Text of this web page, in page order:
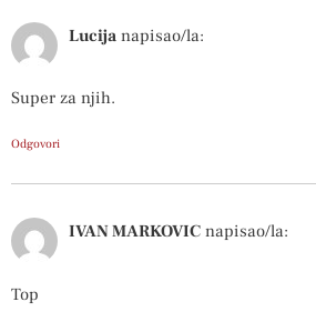
Lucija napisao/la:
Super za njih.
Odgovori
IVAN MARKOVIC napisao/la:
Top